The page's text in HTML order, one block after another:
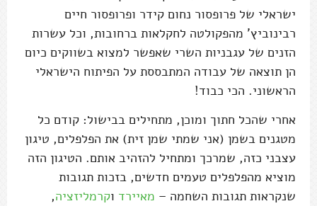
ישראלי של פרופסור נחום קידר ופרופסור חיים
רבינוביץ' מהפקולטה לחקלאות ברחובות, וכל עשרות
הזנים של עגבניות השרי שאפשר למצוא בשווקים כיום
הן תוצאה של עבודה המתבססת על הפיתוח הישראלי
הראשוני. הכי כבוד!
אחרי שהכל חתוך ומוכן, מתחילים בבישול: קודם כל
מטגנים בשמן (אני שמתי שמן זית) את הפלפלים, טיגון
עצבני כזה, שמרכך ומתחיל להזהיב אותם. הטיגון הזה
מוציא מהפלפלים טעמים חדשים, בזכות תגובות
שנקראות תגובות השחמה – מאיירד וקרמליזציה,